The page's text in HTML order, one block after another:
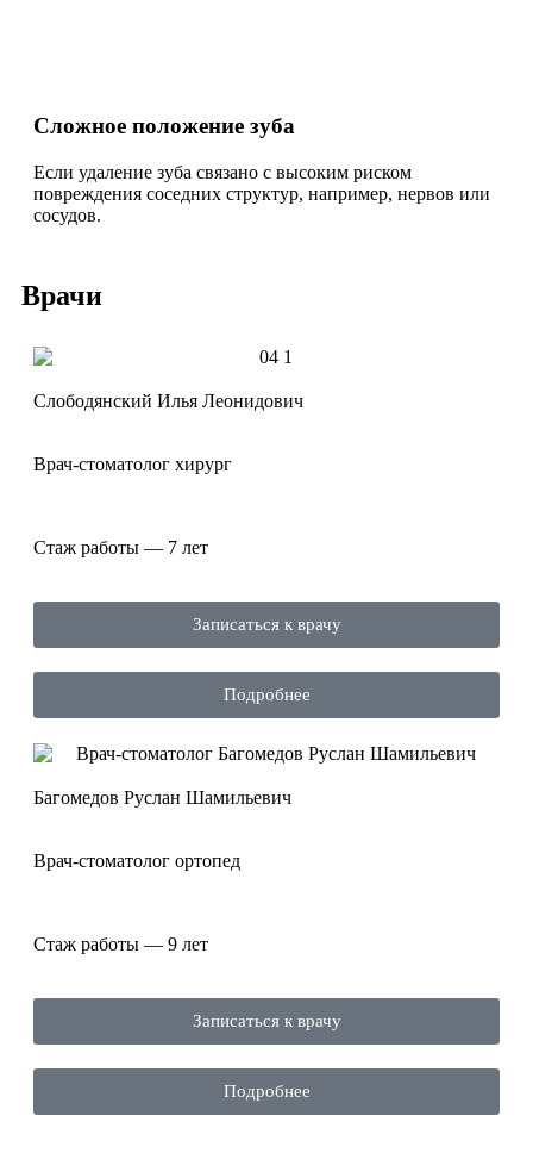
Сложное положение зуба
Если удаление зуба связано с высоким риском
повреждения соседних структур, например, нервов или
сосудов.
Врачи
Слободянский Илья Леонидович
Врач-стоматолог хирург
Стаж работы — 7 лет
Записаться к врачу
Подробнее
Багомедов Руслан Шамильевич
Врач-стоматолог ортопед
Стаж работы — 9 лет
Записаться к врачу
Подробнее